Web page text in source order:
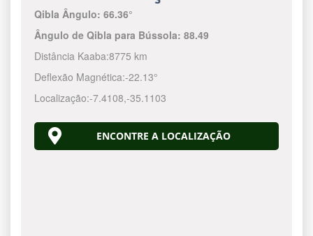
Qibla Ângulo:66.36°
Ângulo de Qibla para Bússola:88.49
Distância Kaaba:8775 km
Deflexão Magnética:-22.13°
Localização:-7.4108,-35.1103
ENCONTRE A LOCALIZAÇÃO